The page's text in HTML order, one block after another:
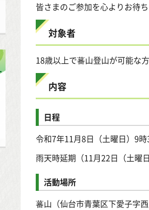
皆さまのご参加を心よりお待ち
対象者
18歳以上で蕃山登山が可能な方
内容
日程
令和7年11月8日（土曜日）9
雨天時延期（11月22日（土曜日
活動場所
蕃山（仙台市青葉区下愛子字西